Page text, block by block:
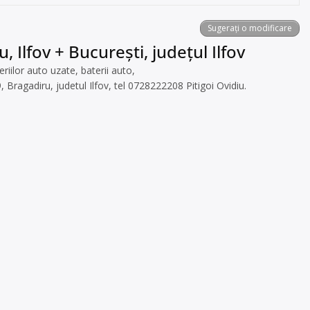
Sugerați o modificare
Ilfov + București, județul Ilfov
auto uzate, baterii auto,
judetul Ilfov, tel 0728222208 Pitigoi Ovidiu.